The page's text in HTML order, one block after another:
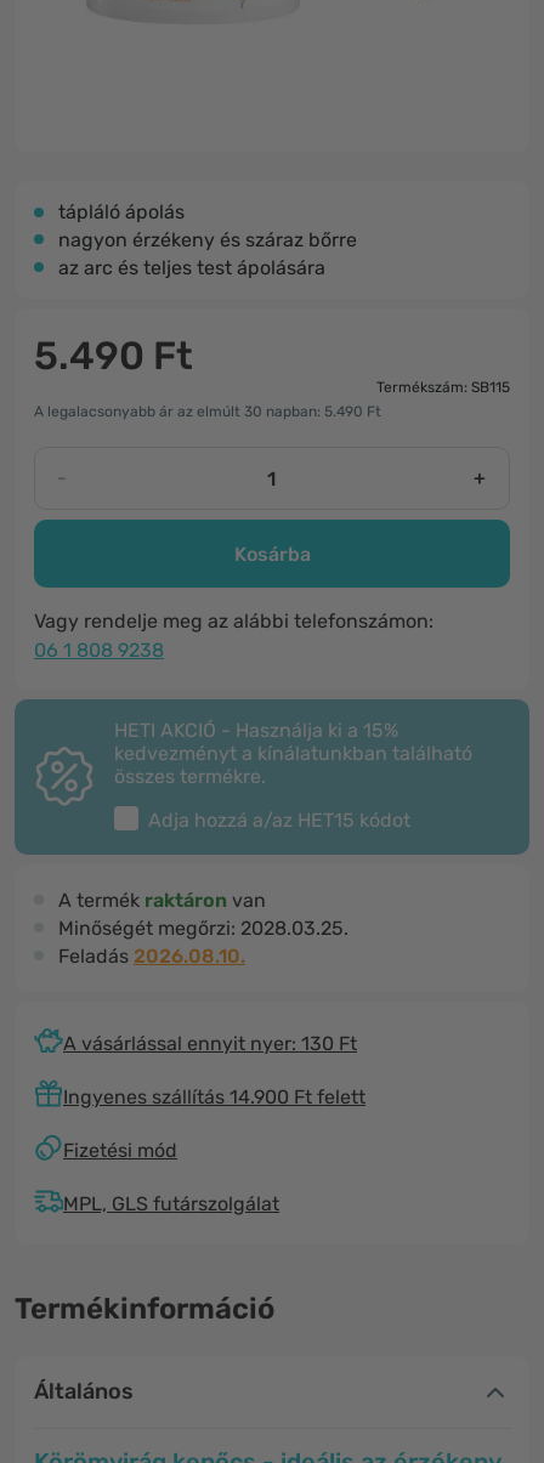
tápláló ápolás
nagyon érzékeny és száraz bőrre
az arc és teljes test ápolására
5.490 Ft
Termékszám: SB115
A legalacsonyabb ár az elmúlt 30 napban: 5.490 Ft
- +
Kosárba
Vagy rendelje meg az alábbi telefonszámon:
06 1 808 9238
HETI AKCIÓ - Használja ki a 15%
kedvezményt a kínálatunkban található
összes termékre.
Adja hozzá a/az HET15 kódot
A termék raktáron van
Minőségét megőrzi: 2028.03.25.
Feladás 2026.08.10.
A vásárlással ennyit nyer: 130 Ft
Ingyenes szállítás 14.900 Ft felett
Fizetési mód
MPL, GLS futárszolgálat
Termékinformáció
Általános